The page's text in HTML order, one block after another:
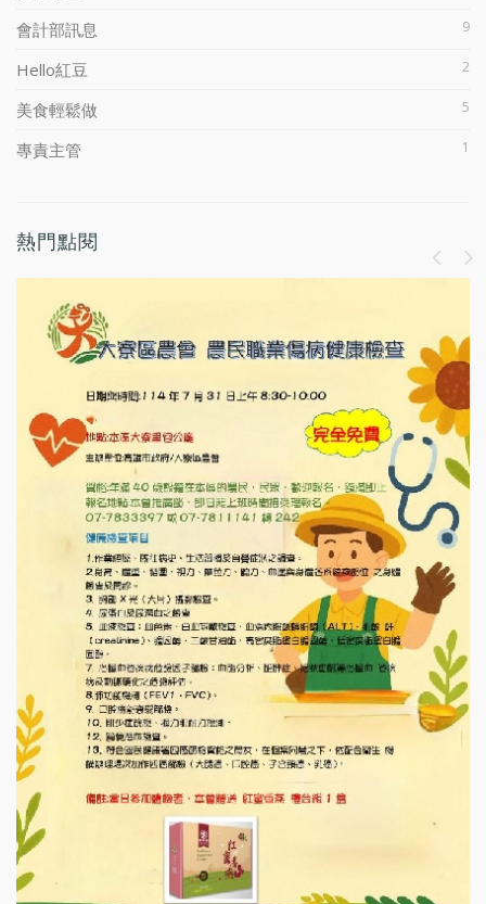
會計部訊息 9
Hello紅豆 2
美食輕鬆做 5
專責主管 1
熱門點閱